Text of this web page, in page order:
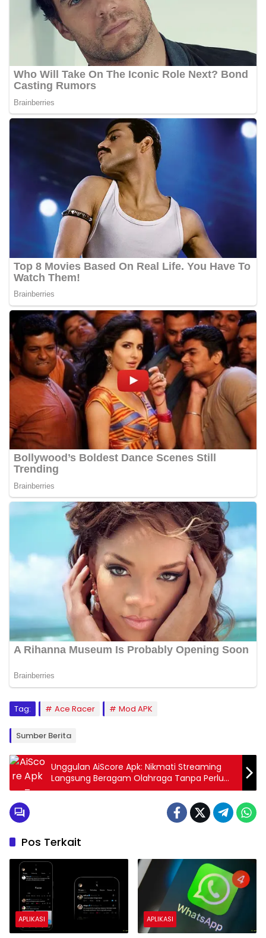
Tag: Ace Racer Mod APK
Sumber Berita
Unggulan AiScore Apk: Nikmati Streaming
Langsung Beragam Olahraga Tanpa Perlu
VPN!
Pos Terkait
APLIKASI APLIKASI